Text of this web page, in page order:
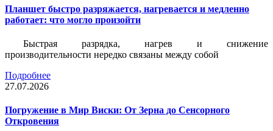
Планшет быстро разряжается, нагревается и медленно
работает: что могло произойти
Быстрая разрядка, нагрев и снижение
производительности нередко связаны между собой
Подробнее
27.07.2026
Погружение в Мир Виски: От Зерна до Сенсорного
Откровения